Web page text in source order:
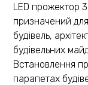
LED прожектор
призначений
будівель,
будівельних
Встановлення
парапетах